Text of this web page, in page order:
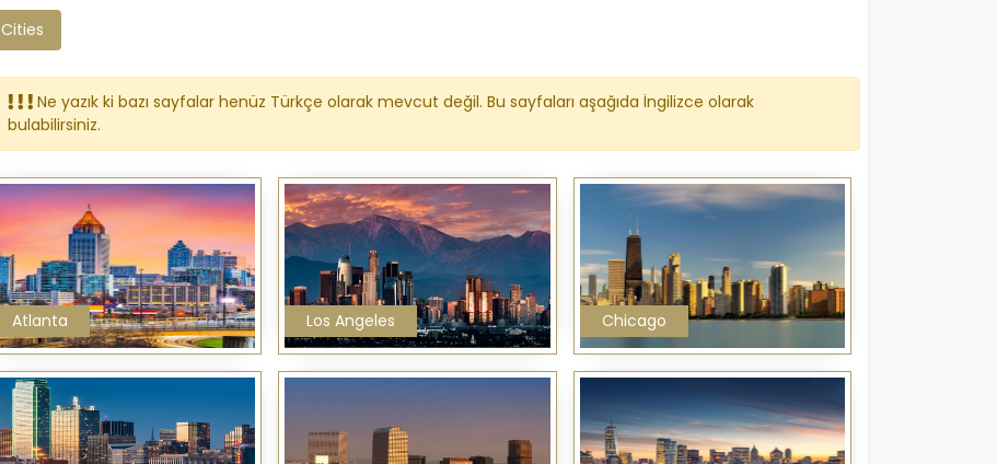
Cities
Ne yazık ki bazı sayfalar henüz Türkçe olarak mevcut değil. Bu sayfaları aşağıda İngilizce olarak
bulabilirsiniz.
Atlanta Los Angeles Chicago